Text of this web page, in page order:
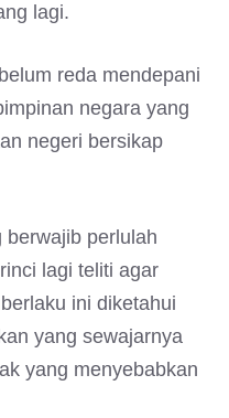
lagi.
reda mendepani
negara yang
negeri bersikap
berwajib perlulah
lagi teliti agar
ini diketahui
yang sewajarnya
yang menyebabkan